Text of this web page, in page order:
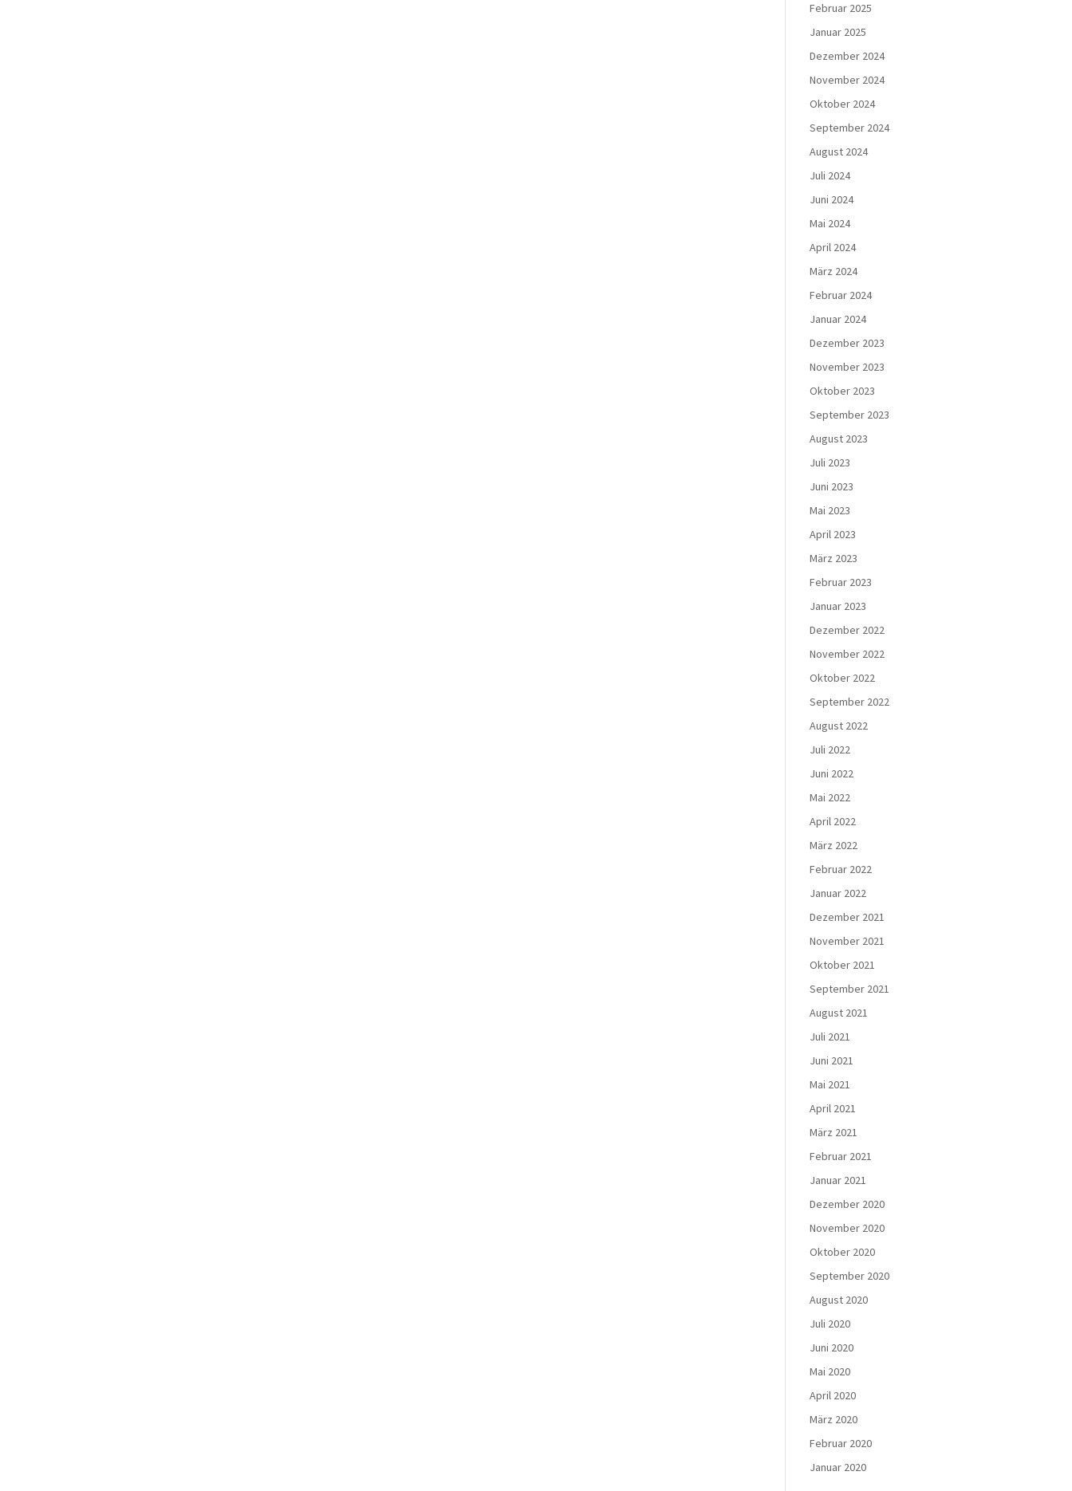
Februar 2025
Januar 2025
Dezember 2024
November 2024
Oktober 2024
September 2024
August 2024
Juli 2024
Juni 2024
Mai 2024
April 2024
März 2024
Februar 2024
Januar 2024
Dezember 2023
November 2023
Oktober 2023
September 2023
August 2023
Juli 2023
Juni 2023
Mai 2023
April 2023
März 2023
Februar 2023
Januar 2023
Dezember 2022
November 2022
Oktober 2022
September 2022
August 2022
Juli 2022
Juni 2022
Mai 2022
April 2022
März 2022
Februar 2022
Januar 2022
Dezember 2021
November 2021
Oktober 2021
September 2021
August 2021
Juli 2021
Juni 2021
Mai 2021
April 2021
März 2021
Februar 2021
Januar 2021
Dezember 2020
November 2020
Oktober 2020
September 2020
August 2020
Juli 2020
Juni 2020
Mai 2020
April 2020
März 2020
Februar 2020
Januar 2020